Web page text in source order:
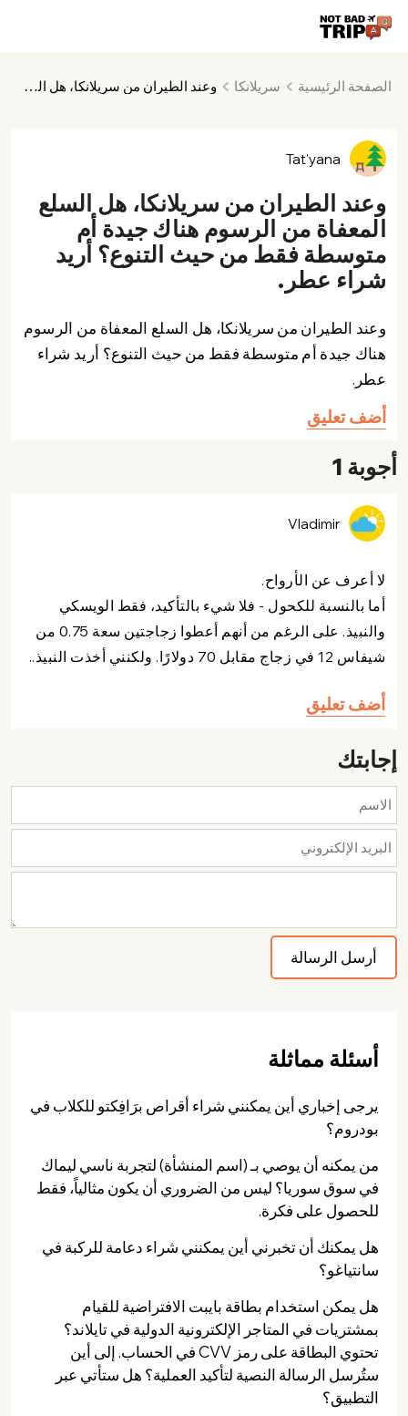
الصفحة الرئيسية سريلانكا وعند الطيران من سريلانكا، هل السلع المعفاة من الرسوم هناك جيدة أم متوسطة فقط من حيث التنوع؟ أريد شراء عطر.
Tat'yana
وعند الطيران من سريلانكا، هل السلع
المعفاة من الرسوم هناك جيدة أم
متوسطة فقط من حيث التنوع؟ أريد
شراء عطر.
وعند الطيران من سريلانكا، هل السلع المعفاة من الرسوم
هناك جيدة أم متوسطة فقط من حيث التنوع؟ أريد شراء
عطر.
أضف تعليق
أجوبة 1
Vladimir
لا أعرف عن الأرواح.
أما بالنسبة للكحول - فلا شيء بالتأكيد، فقط الويسكي
والنبيذ. على الرغم من أنهم أعطوا زجاجتين سعة 0.75 من
شيفاس 12 في زجاج مقابل 70 دولارًا. ولكنني أخذت النبيذ..
أضف تعليق
إجابتك
أسئلة مماثلة
يرجى إخباري أين يمكنني شراء أقراص برَافِكتو للكلاب في
بودروم؟
من يمكنه أن يوصي بـ (اسم المنشأة) لتجربة ناسي ليماك
في سوق سوريا؟ ليس من الضروري أن يكون مثالياً، فقط
للحصول على فكرة.
هل يمكنك أن تخبرني أين يمكنني شراء دعامة للركبة في
سانتياغو؟
هل يمكن استخدام بطاقة بايبت الافتراضية للقيام
بمشتريات في المتاجر الإلكترونية الدولية في تايلاند؟
تحتوي البطاقة على رمز CVV في الحساب. إلى أين
ستُرسل الرسالة النصية لتأكيد العملية؟ هل ستأتي عبر
التطبيق؟